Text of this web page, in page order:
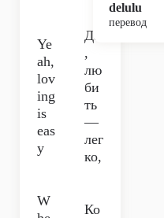
Ye
ah,
lov
ing
is
eas
y
Да
,
лю
би
ть
—
лег
ко,
W
Ко
delulu
перевод